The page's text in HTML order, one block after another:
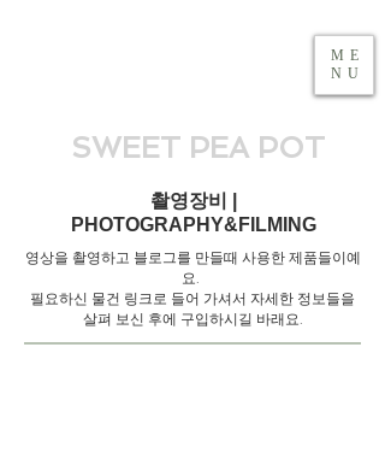
SWEET PEA POT
ME
NU
촬영장비 |
PHOTOGRAPHY&FILMING
영상을 촬영하고 블로그를 만들때 사용한 제품들이예
요.
필요하신 물건 링크로 들어 가셔서 자세한 정보들을
살펴 보신 후에 구입하시길 바래요.